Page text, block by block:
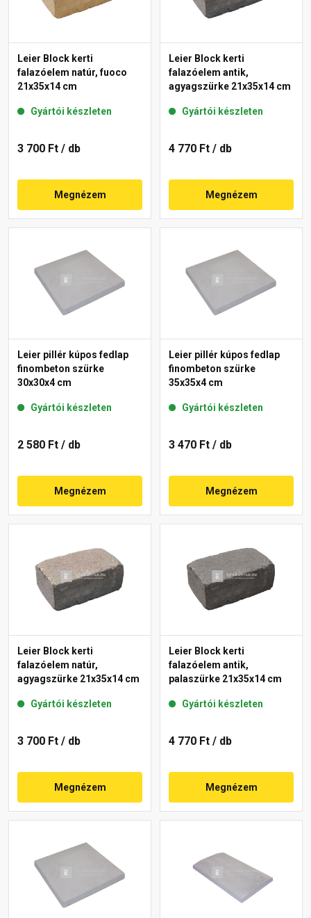
Leier Block kerti
falazóelem natúr, fuoco
21x35x14 cm
Gyártói készleten
3 700 Ft / db
Megnézem
Leier Block kerti
falazóelem antik,
agyagszürke 21x35x14 cm
Gyártói készleten
4 770 Ft / db
Megnézem
Leier pillér kúpos fedlap
finombeton szürke
30x30x4 cm
Gyártói készleten
2 580 Ft / db
Megnézem
Leier pillér kúpos fedlap
finombeton szürke
35x35x4 cm
Gyártói készleten
3 470 Ft / db
Megnézem
Leier Block kerti
falazóelem natúr,
agyagszürke 21x35x14 cm
Gyártói készleten
3 700 Ft / db
Megnézem
Leier Block kerti
falazóelem antik,
palaszürke 21x35x14 cm
Gyártói készleten
4 770 Ft / db
Megnézem